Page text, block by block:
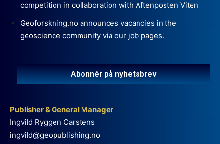
competition in collaboration with Aftenposten Viten
Geoforskning.no announces vacancies in the
geoscience community via our job pages.
Abonnér på nyhetsbrev
Publisher & General Manager
Ingvild Ryggen Carstens
ingvild@geopublishing.no